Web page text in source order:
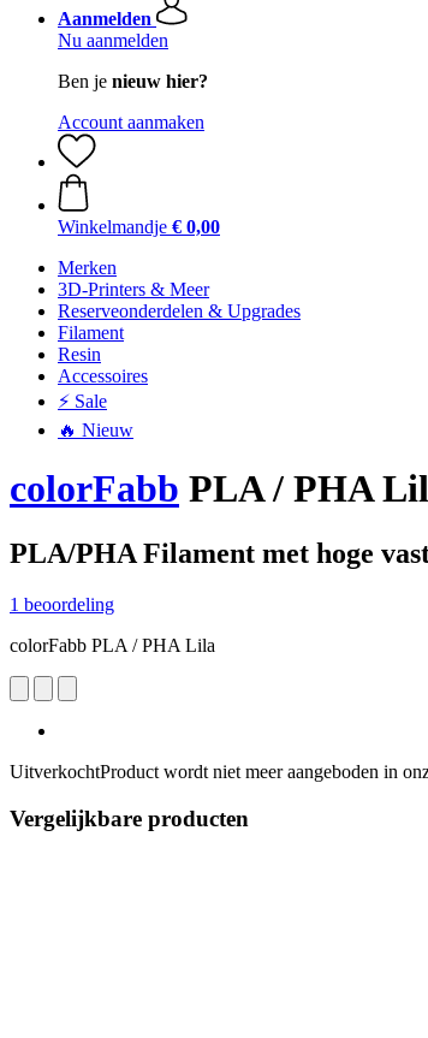
Aanmelden
Nu aanmelden
Ben je nieuw hier?
Account aanmaken
Winkelmandje € 0,00
Merken
3D-Printers & Meer
Reserveonderdelen & Upgrades
Filament
Resin
Accessoires
⚡ Sale
🔥 Nieuw
colorFabb PLA / PHA
PLA/PHA Filament met hoge
1 beoordeling
colorFabb PLA / PHA Lila
UitverkochtProduct wordt niet meer aangeboden in
Vergelijkbare producten